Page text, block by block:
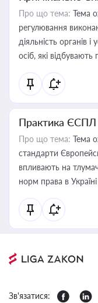
Про що тема: Тема
регулювання
діяльність органів
осіб, які відбувають
Практика ЄСПЛ
Про що тема: Тема
стандарти
впливають на
норм права в Україні
Зв'язатися: